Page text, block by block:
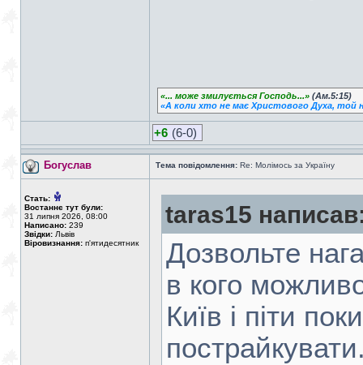
«... може змилується Господь...» (Ам.5:15)
«А коли хто не має Христового Духа, той
+6 (6-0)
Богуслав Тема повідомлення: Re: Молімось за Україну
Стать:
Востаннє тут були:
31 липня 2026, 08:00
Написано: 239
Звідки: Львів
Віровизнання: п'ятидесятник
taras15
Дозвольте
в кого
Київ і піти